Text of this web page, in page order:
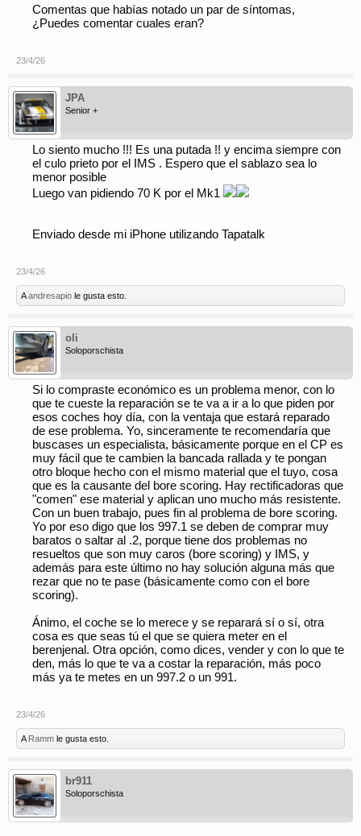
Comentas que habías notado un par de síntomas,
¿Puedes comentar cuales eran?
23/4/26
JPA
Senior +
Lo siento mucho !!! Es una putada !! y encima siempre con
el culo prieto por el IMS . Espero que el sablazo sea lo
menor posible
Luego van pidiendo 70 K por el Mk1
Enviado desde mi iPhone utilizando Tapatalk
23/4/26
Aandresapio le gusta esto.
oli
Soloporschista
Si lo compraste económico es un problema menor, con lo
que te cueste la reparación se te va a ir a lo que piden por
esos coches hoy día, con la ventaja que estará reparado
de ese problema. Yo, sinceramente te recomendaría que
buscases un especialista, básicamente porque en el CP es
muy fácil que te cambien la bancada rallada y te pongan
otro bloque hecho con el mismo material que el tuyo, cosa
que es la causante del bore scoring. Hay rectificadoras que
"comen" ese material y aplican uno mucho más resistente.
Con un buen trabajo, pues fin al problema de bore scoring.
Yo por eso digo que los 997.1 se deben de comprar muy
baratos o saltar al .2, porque tiene dos problemas no
resueltos que son muy caros (bore scoring) y IMS, y
además para este último no hay solución alguna más que
rezar que no te pase (básicamente como con el bore
scoring).
Ánimo, el coche se lo merece y se reparará sí o sí, otra
cosa es que seas tú el que se quiera meter en el
berenjenal. Otra opción, como dices, vender y con lo que te
den, más lo que te va a costar la reparación, más poco
más ya te metes en un 997.2 o un 991.
23/4/26
A Ramm le gusta esto.
br911
Soloporschista